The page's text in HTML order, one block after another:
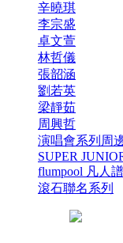
辛曉琪
李宗盛
卓文萱
林哲儀
張韶涵
劉若英
梁靜茹
周興哲
演唱會系列周
SUPER
flumpool 凡人譜
滾石聯名系列